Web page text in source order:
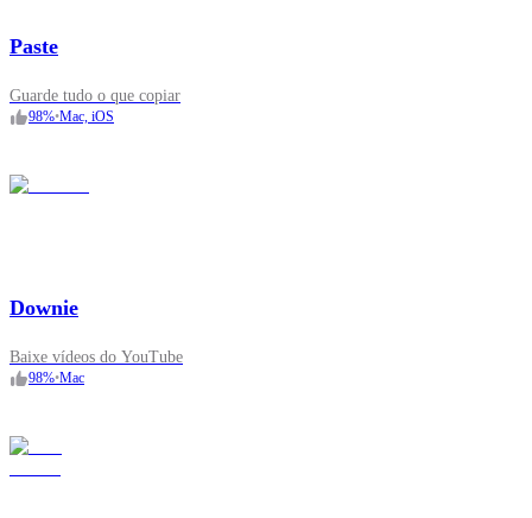
Paste
Guarde tudo o que copiar
98%•Mac, iOS
Downie
Baixe vídeos do YouTube
98%•Mac